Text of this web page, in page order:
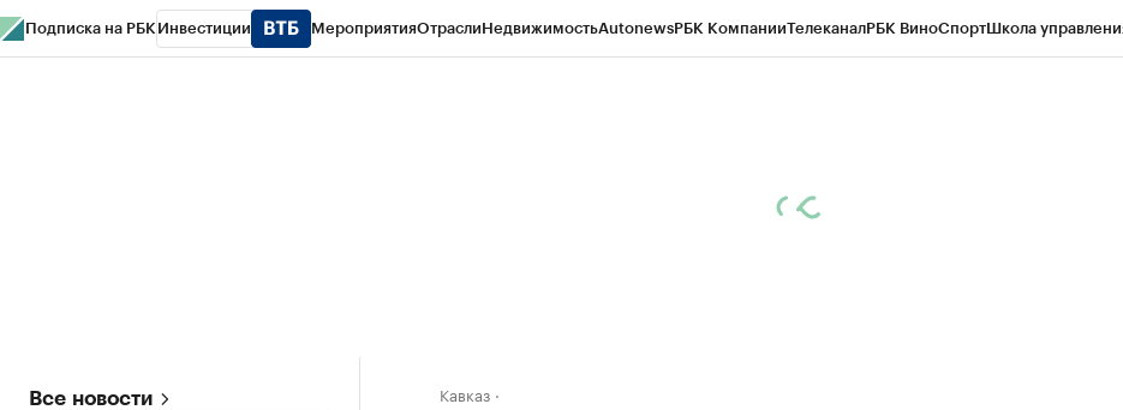
Подписка на РБК Инвестиции МероприятияОтраслиНедвижимостьAutonewsРБК КомпанииТелеканалРБК ВиноСпортШкола
Все новости Кавказ